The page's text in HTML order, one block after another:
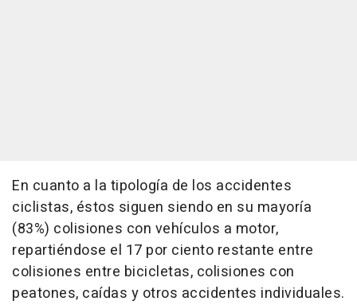
En cuanto a la tipología de los accidentes
ciclistas, éstos siguen siendo en su mayoría
(83%) colisiones con vehículos a motor,
repartiéndose el 17 por ciento restante entre
colisiones entre bicicletas, colisiones con
peatones, caídas y otros accidentes individuales.